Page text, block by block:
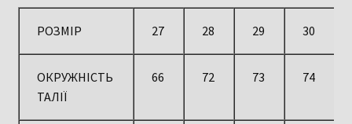
РОЗМІР 27 28 29 30
ОКРУЖНІСТЬ
ТАЛІЇ
66 72 73 74